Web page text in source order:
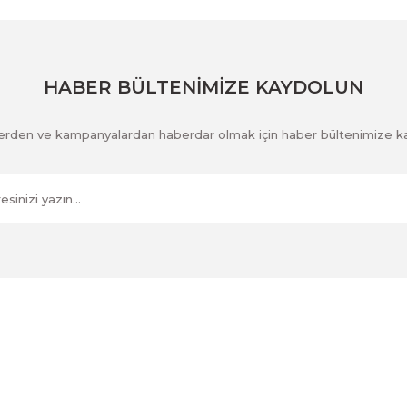
HABER BÜLTENİMİZE KAYDOLUN
ve kampanyalardan haberdar olmak için haber bültenimize